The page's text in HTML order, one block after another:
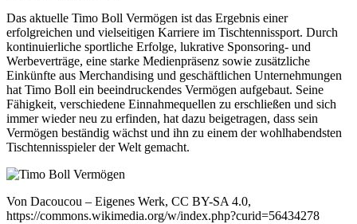
Das aktuelle Timo Boll Vermögen ist das Ergebnis einer
erfolgreichen und vielseitigen Karriere im Tischtennissport. Durch
kontinuierliche sportliche Erfolge, lukrative Sponsoring- und
Werbeverträge, eine starke Medienpräsenz sowie zusätzliche
Einkünfte aus Merchandising und geschäftlichen Unternehmungen
hat Timo Boll ein beeindruckendes Vermögen aufgebaut. Seine
Fähigkeit, verschiedene Einnahmequellen zu erschließen und sich
immer wieder neu zu erfinden, hat dazu beigetragen, dass sein
Vermögen beständig wächst und ihn zu einem der wohlhabendsten
Tischtennisspieler der Welt gemacht.
Von Dacoucou – Eigenes Werk, CC BY-SA 4.0,
https://commons.wikimedia.org/w/index.php?curid=56434278